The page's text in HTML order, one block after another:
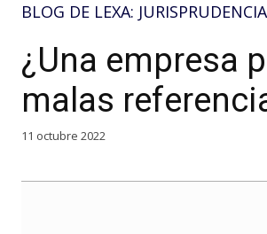
BLOG DE LEXA:
¿Una empresa
malas
11 octubre 2022